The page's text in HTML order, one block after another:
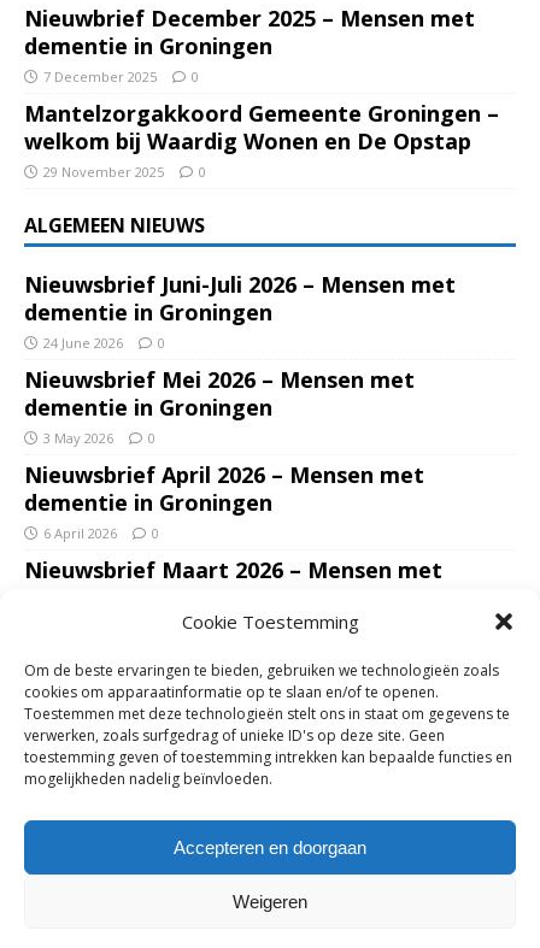
Cookie Toestemming
Om de beste ervaringen te bieden, gebruiken we technologieën zoals
cookies om apparaatinformatie op te slaan en/of te openen.
Toestemmen met deze technologieën stelt ons in staat om gegevens te
verwerken, zoals surfgedrag of unieke ID's op deze site. Geen
toestemming geven of toestemming intrekken kan bepaalde functies en
mogelijkheden nadelig beïnvloeden.
Accepteren en doorgaan
Weigeren
Nieuwbrief December 2025 – Mensen met
dementie in Groningen
7 December 2025 0
Mantelzorgakkoord Gemeente Groningen –
welkom bij Waardig Wonen en De Opstap
29 November 2025 0
ALGEMEEN NIEUWS
Nieuwsbrief Juni-Juli 2026 – Mensen met
dementie in Groningen
24 June 2026 0
Nieuwsbrief Mei 2026 – Mensen met
dementie in Groningen
3 May 2026 0
Nieuwsbrief April 2026 – Mensen met
dementie in Groningen
6 April 2026 0
Nieuwsbrief Maart 2026 – Mensen met
Nieuwsbrief Januari – Februari 2026 – Mensen
met dementie in Groningen
7 February 2026 0
Ondersteun mantelzorgers – gun hun een
adempauze in De Opstap. Inzamelingsactie
voor De Opstap gestart op GoFundMe
0